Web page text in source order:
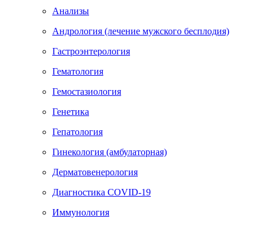
по ультразвуковой диагностике.
Анализы
Андрология (лечение мужского бесплодия)
Гастроэнтерология
Гематология
Гемостазиология
Генетика
Гепатология
Гинекология (амбулаторная)
Дерматовенерология
Диагностика COVID-19
Иммунология